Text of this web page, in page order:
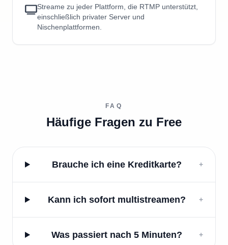
Streame zu jeder Plattform, die RTMP unterstützt,
einschließlich privater Server und
Nischenplattformen.
FAQ
Häufige Fragen zu Free
Brauche ich eine Kreditkarte? +
Kann ich sofort multistreamen? +
Was passiert nach 5 Minuten? +